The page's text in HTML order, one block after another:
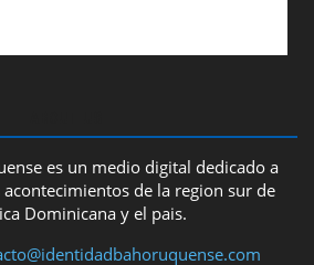
es un medio digital dedicado a
de la region sur de
Dominicana y el pais.